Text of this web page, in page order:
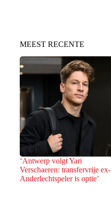
MEEST RECENTE
‘Antwerp volgt Yari
Verschaeren: transfervrije ex-
Anderlechtspeler is optie’